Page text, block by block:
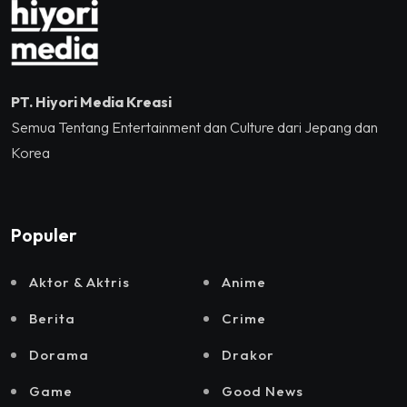
PT. Hiyori Media Kreasi
Semua Tentang Entertainment dan Culture dari Jepang dan
Korea
Populer
Aktor & Aktris Anime
Berita Crime
Dorama Drakor
Game Good News